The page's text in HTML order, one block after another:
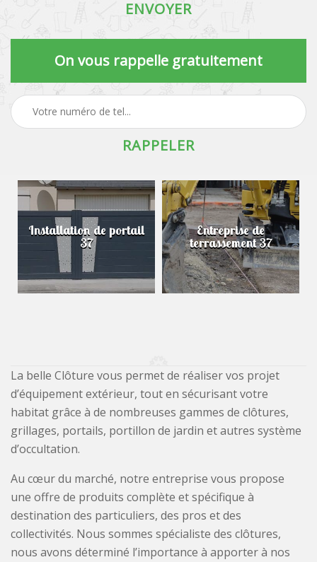
On vous rappelle gratuitement
Installation de portail
37
Entreprise de
terrassement 37
La belle Clôture vous permet de réaliser vos projet
d’équipement extérieur, tout en sécurisant votre
habitat grâce à de nombreuses gammes de clôtures,
grillages, portails, portillon de jardin et autres système
d’occultation.
Au cœur du marché, notre entreprise vous propose
une offre de produits complète et spécifique à
destination des particuliers, des pros et des
collectivités. Nous sommes spécialiste des clôtures,
nous avons déterminé l’importance à apporter à nos